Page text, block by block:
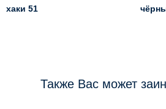
хаки 51
Также Вас может